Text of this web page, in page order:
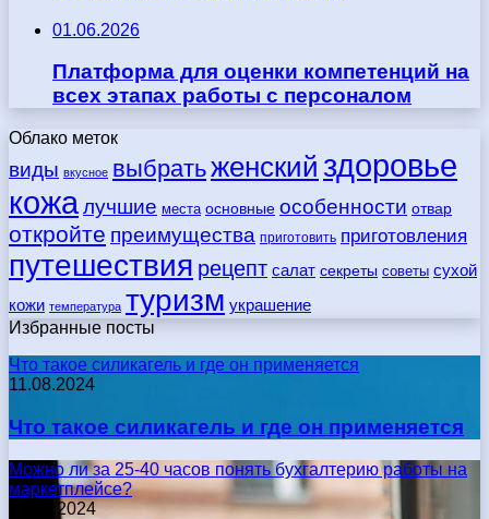
01.06.2026
Платформа для оценки компетенций на
всех этапах работы с персоналом
Облако меток
виды вкусное выбратьженский здоровье
кожалучшие места основные особенности отвар
откройте преимущества приготовить приготовления
путешествия рецепт салат секреты советы сухой
кожи температура туризм украшение
Избранные посты
Что такое силикагель и где он применяется
11.08.2024
Что такое силикагель и где он применяется
Можно ли за 25-40 часов понять бухгалтерию работы на
маркетплейсе?
17.05.2024